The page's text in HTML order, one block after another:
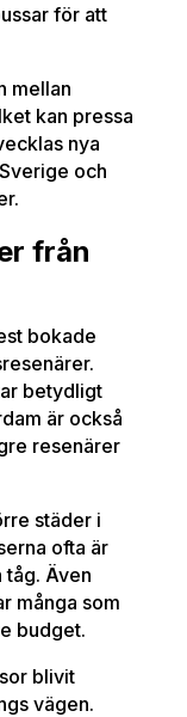
för att
mellan
kan pressa
nya
och
från
bokade
betydligt
är också
resenärer
städer i
ofta är
Även
många som
budget.
blivit
vägen.